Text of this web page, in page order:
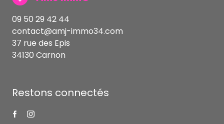
09 50 29 42 44
contact@amj-immo34.com
37 rue des Epis
34130 Carnon
Restons connectés